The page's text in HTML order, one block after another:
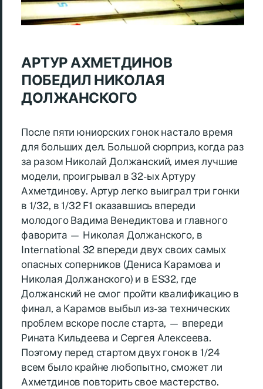
АРТУР АХМЕТДИНОВ
ПОБЕДИЛ НИКОЛАЯ
ДОЛЖАНСКОГО
После пяти юниорских гонок настало время
для больших дел. Большой сюрприз, когда раз
за разом Николай Должанский, имея лучшие
модели, проигрывал в 32-ых Артуру
Ахметдинову. Артур легко выиграл три гонки
в 1/32, в 1/32 F1 оказавшись впереди
молодого Вадима Венедиктова и главного
фаворита — Николая Должанского, в
International 32 впереди двух своих самых
опасных соперников (Дениса Карамова и
Николая Должанского) и в ES32, где
Должанский не смог пройти квалификацию в
финал, а Карамов выбыл из-за технических
проблем вскоре после старта, — впереди
Рината Кильдеева и Сергея Алексеева.
Поэтому перед стартом двух гонок в 1/24
всем было крайне любопытно, сможет ли
Ахметдинов повторить свое мастерство.